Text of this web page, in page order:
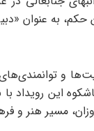
به عنوان
و
این رویداد
مسیر هنر و